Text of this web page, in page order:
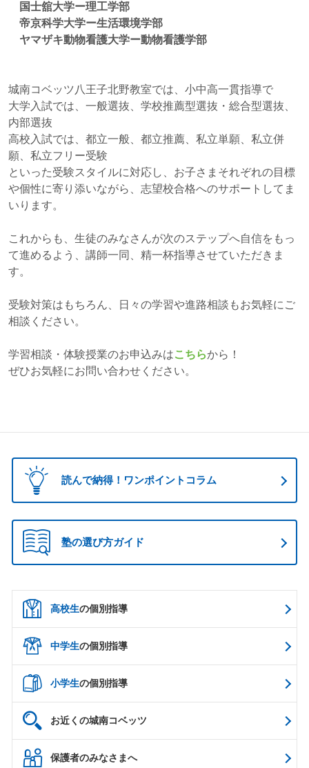
国士舘大学ー理工学部
帝京科学大学ー生活環境学部
ヤマザキ動物看護大学ー動物看護学部
城南コベッツ八王子北野教室では、小中高一貫指導で
大学入試では、一般選抜、学校推薦型選抜・総合型選抜、
内部選抜
高校入試では、都立一般、都立推薦、私立単願、私立併
願、私立フリー受験
といった受験スタイルに対応し、お子さまそれぞれの目標
や個性に寄り添いながら、志望校合格へのサポートしてま
いります。
これからも、生徒のみなさんが次のステップへ自信をもっ
て進めるよう、講師一同、精一杯指導させていただきま
す。
受験対策はもちろん、日々の学習や進路相談もお気軽にご
相談ください。
学習相談・体験授業のお申込みはこちらから！
ぜひお気軽にお問い合わせください。
読んで納得！ワンポイントコラム
塾の選び方ガイド
高校生の個別指導
中学生の個別指導
小学生の個別指導
お近くの城南コベッツ
保護者のみなさまへ